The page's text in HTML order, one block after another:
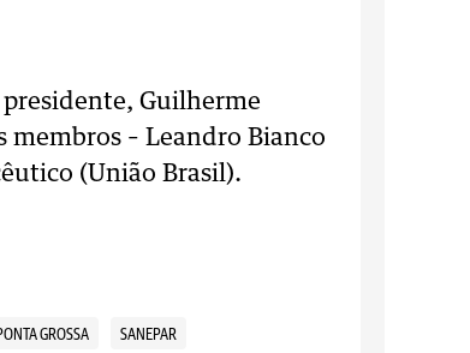
presidente, Guilherme
membros – Leandro Bianco
(União Brasil).
GROSSA SANEPAR